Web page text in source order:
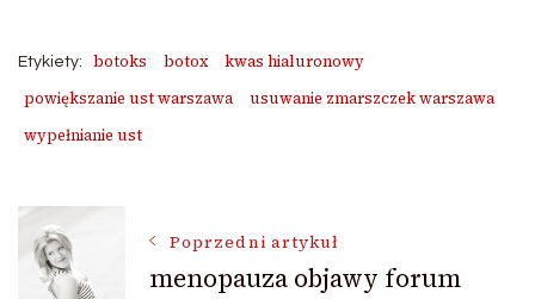
Etykiety: botoks botox
kwas hialuronowy
powiększanie ust warszawa
usuwanie zmarszczek warszawa
wypełnianie ust
NawigacjaPoprzedni artykuł
menopauza objawy forum